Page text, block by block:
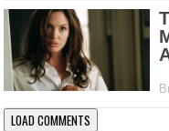
LOAD COMMENTS